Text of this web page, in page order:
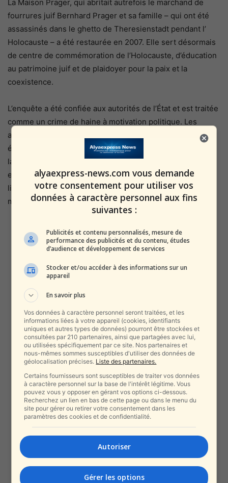
La Maison Prager, qui abritait autrefois le marchand de
fourrures juif Bernhard Prager et sa famille – qui ont été
assassinés dans le ghetto de Theresienstadt pendant l’
Holocauste – a été restaurée en 2007. Elle sert désormais
de centre de commémoration de l’Holocauste, d’éducation
au patrimoine juif et de plaidoyer pour la paix et la
coexistence.
L’enquête a été confiée aux autorités de l’État et est traitée
comme un crime de haine à motivation politique. Les
autorités ont indiqué que l’extrémisme d’extrême droite
était la principale cible, compte tenu du climat politique de
la région, tandis que l’implication des islamistes a été
exclue en raison de l’utilisation d’une tête de porc. Des
liens avec l’extrême gauche sont également envisagés,
mais sont considérés comme moins probables.
alyaexpress-news.com vous demande
votre consentement pour utiliser vos
données à caractère personnel aux fins
suivantes :
Publicités et contenu personnalisés, mesure de
performance des publicités et du contenu, études
d’audience et développement de services
Stocker et/ou accéder à des informations sur un
appareil
En savoir plus
Vos données à caractère personnel seront traitées, et les
informations liées à votre appareil (cookies, identifiants
uniques et autres types de données) pourront être stockées et
consultées par 210 partenaires, ainsi que partagées avec lui,
ou utilisées spécifiquement par ce site. Nos partenaires et
nous-mêmes sommes susceptibles d'utiliser des données de
géolocalisation précises. Liste des partenaires.
Certains fournisseurs sont susceptibles de traiter vos données
à caractère personnel sur la base de l'intérêt légitime. Vous
pouvez vous y opposer en gérant vos options ci-dessous.
Recherchez un lien en bas de cette page ou dans le menu du
site pour gérer ou retirer votre consentement dans les
paramètres des cookies et de confidentialité.
Autoriser
Gérer les options